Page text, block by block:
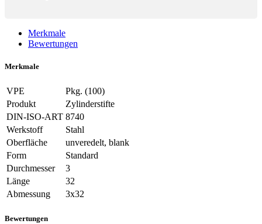
Merkmale
Bewertungen
Merkmale
VPE
Pkg. (100)
Produkt
Zylinderstifte
DIN-ISO-ART 8740
Werkstoff
Stahl
Oberfläche
unveredelt, blank
Form
Standard
Durchmesser
3
Länge
32
Abmessung
3x32
Bewertungen